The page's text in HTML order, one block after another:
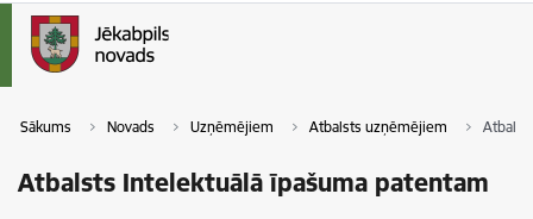
Sākums Novads Uzņēmējiem Atbalsts uzņēmējiem
Atbalsts Intelektuālā īpašuma patentam